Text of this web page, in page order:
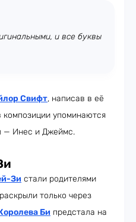
и все буквы
Свифт, написав в её
упоминаются
— Инес и Джеймс.
Зи стали родителями
только через
Би предстала на